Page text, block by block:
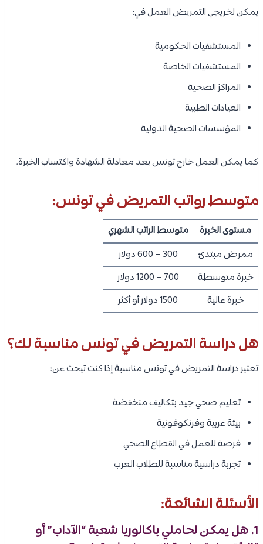
يمكن لخريجي التمريض العمل في:
المستشفيات الحكومية
المستشفيات الخاصة
المراكز الصحية
العيادات الطبية
المؤسسات الصحية الدولية
كما يمكن العمل خارج تونس بعد معادلة الشهادة واكتساب الخبرة.
متوسط رواتب التمريض في تونس:
مستوى الخبرة
متوسط الراتب الشهري
ممرض مبتدئ
300 – 600 دولار
خبرة متوسطة
700 – 1200 دولار
خبرة عالية
1500 دولار أو أكثر
هل دراسة التمريض في تونس مناسبة لك؟
تعتبر دراسة التمريض في تونس مناسبة إذا كنت تبحث عن:
تعليم صحي جيد بتكاليف منخفضة
بيئة عربية وفرنكوفونية
فرصة للعمل في القطاع الصحي
تجربة دراسية مناسبة للطلاب العرب
الأسئلة الشائعة:
1. هل يمكن لحاملي باكالوريا شعبة “الآداب” أو